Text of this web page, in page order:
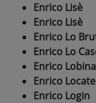
Enrico Lisè
Enrico Lisè
Enrico Lo
Enrico Lo
Enrico Lobina
Enrico
Enrico Login